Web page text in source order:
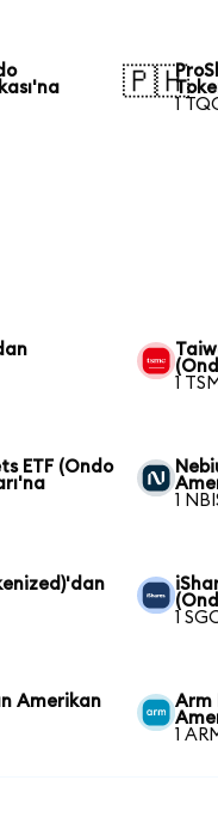
🇵🇭
1
1
ETF (Ondo
1
1
Amerikan
Arm
1